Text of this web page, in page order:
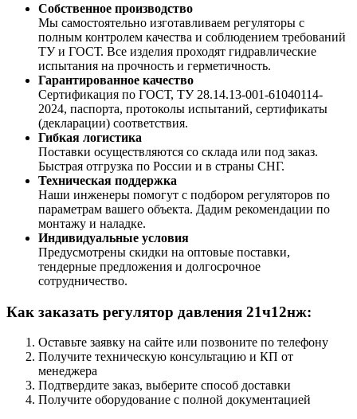
Собственное производство
Мы самостоятельно изготавливаем регуляторы с
полным контролем качества и соблюдением требований
ТУ и ГОСТ. Все изделия проходят гидравлические
испытания на прочность и герметичность.
Гарантированное качество
Сертификация по ГОСТ, ТУ 28.14.13-001-61040114-
2024, паспорта, протоколы испытаний, сертификаты
(декларации) соответствия.
Гибкая логистика
Поставки осуществляются со склада или под заказ.
Быстрая отгрузка по России и в страны СНГ.
Техническая поддержка
Наши инженеры помогут с подбором регуляторов по
параметрам вашего объекта. Дадим рекомендации по
монтажу и наладке.
Индивидуальные условия
Предусмотрены скидки на оптовые поставки,
тендерные предложения и долгосрочное
сотрудничество.
Как заказать регулятор давления 21ч12нж:
Оставьте заявку на сайте или позвоните по телефону
Получите техническую консультацию и КП от
менеджера
Подтвердите заказ, выберите способ доставки
Получите оборудование с полной документацией